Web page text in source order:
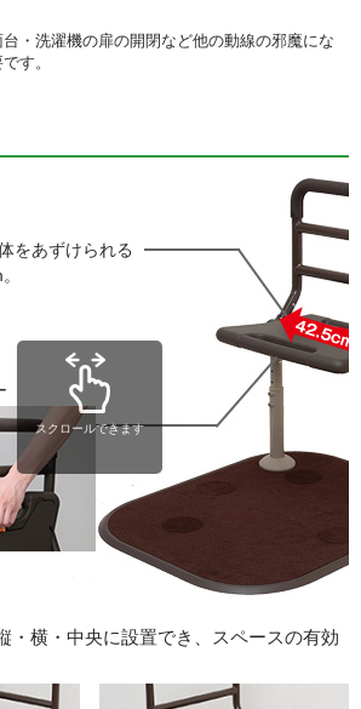
・洗濯機の扉の開閉など他の動線の邪魔にな
す。
をあずけられる
スクロールできます
・横・中央に設置でき、スペースの有効